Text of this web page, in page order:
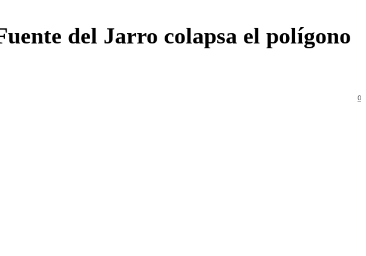
del Jarro colapsa el polígono
0